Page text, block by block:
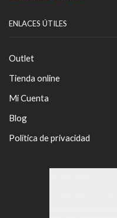
ENLACES ÚTILES
Outlet
Tienda online
Mi Cuenta
Blog
Política de privacidad